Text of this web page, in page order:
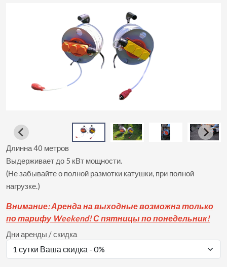
Длинна 40 метров
Выдерживает до 5 кВт мощности.
(Не забывайте о полной размотки катушки, при полной
нагрузке.)
Внимание: Аренда на выходные возможна только
по тарифу Weekend! С пятницы по понедельник!
Дни аренды / скидка